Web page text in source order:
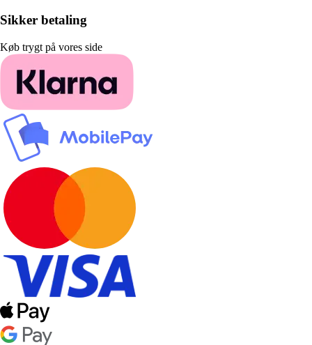
Sikker betaling
Køb trygt på vores side